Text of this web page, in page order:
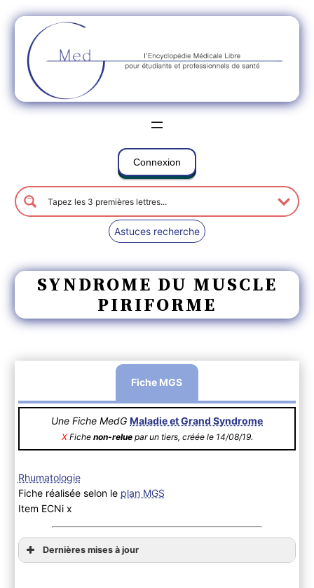
Connexion
Astuces recherche
SYNDROME DU MUSCLE
PIRIFORME
Fiche MGS
Une Fiche MedG Maladie et Grand Syndrome
XFiche non-reluepar un tiers, créée le 14/08/19.
Rhumatologie
Fiche réalisée selon le plan MGS
Item ECNi x
Dernières mises à jour